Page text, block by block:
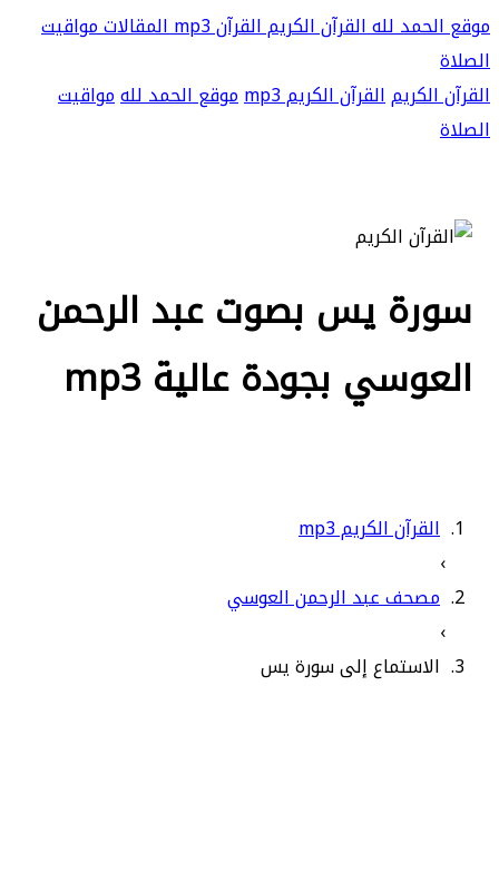
موقع الحمد للهالقرآن الكريمالقرآن mp3 المقالاتمواقيت
الصلاة
القرآن الكريمالقرآن الكريم mp3 موقع الحمد للهمواقيت
الصلاة
سورة يس بصوت عبد الرحمن
العوسي بجودة عالية mp3
القرآن الكريم mp3
›
مصحف عبد الرحمن العوسي
›
الاستماع إلى سورة يس